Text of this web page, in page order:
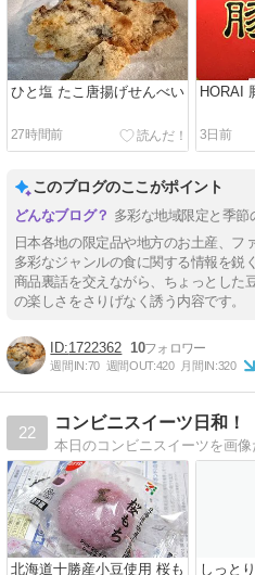
ひと塩 たこ唐揚げせんべい
27時間前
HORAI
3日前
このブログのここがポイント
多彩な地域限定と季節
日本各地の限定品や地方のお土産、フ
多彩なジャンルの食に関する情報を鋭
商品裏話を交えながら、ちょっとした
の楽しさをさりげなく誘う内容です。
1722362 10
週間IN:70 週間OUT:420 月間IN:320
22
コンビニスイーツ日和！
北海道十勝産小豆使用 桜も
しっと